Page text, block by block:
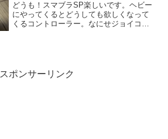
どうも！スマブラSP楽しいです。ヘビー
にやってくるとどうしても欲しくなって
くるコントローラー。なにせジョイコン
スポンサーリンク